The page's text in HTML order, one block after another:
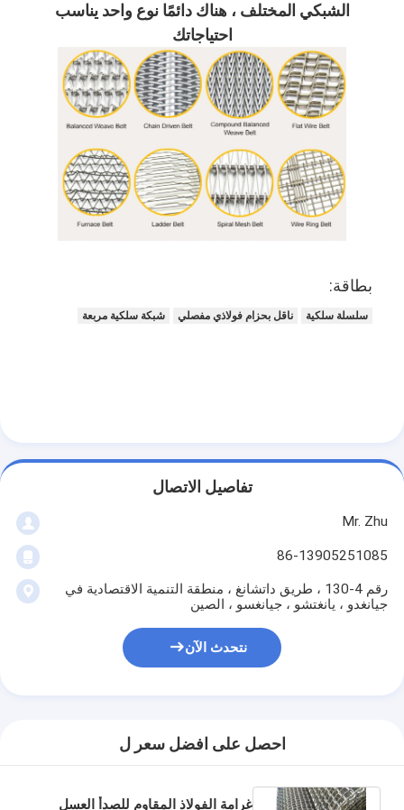
الشبكي المختلف ، هناك دائمًا نوع واحد يناسب
احتياجاتك
بطاقة:
سلسلة سلكية ناقل بحزام فولاذي مفصلي شبكة سلكية مربعة
تفاصيل الاتصال
Mr. Zhu
86-13905251085
رقم 4-130 ، طريق داتشانغ ، منطقة التنمية الاقتصادية في
جيانغدو ، يانغتشو ، جيانغسو ، الصين
نتحدث الآن
احصل على افضل سعر ل
غرامة الفولاذ المقاوم للصدأ العسل